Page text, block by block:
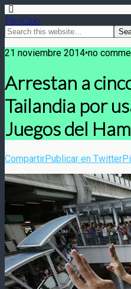
FilmClub
21 noviembre 2014•no
Arrestan a
Tailandia por
Juegos del
CompartirPublicar en Twitter